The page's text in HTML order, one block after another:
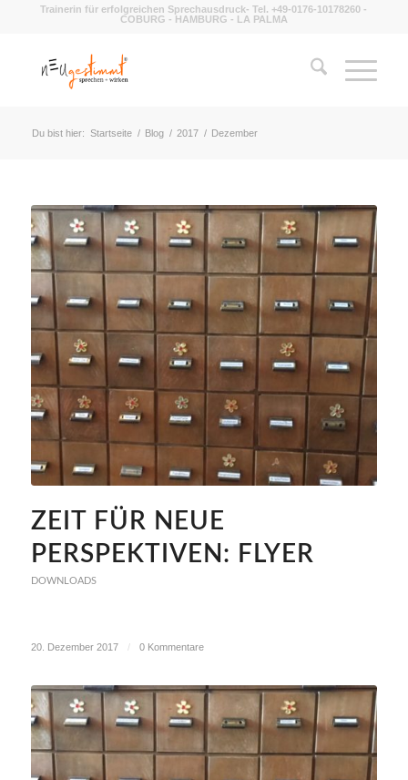
Trainerin für erfolgreichen Sprechausdruck- Tel. +49-0176-10178260 -
COBURG - HAMBURG - LA PALMA
Du bist hier: Startseite / Blog / 2017 / Dezember
ZEIT FÜR NEUE
PERSPEKTIVEN: FLYER
DOWNLOADS
20. Dezember 2017 / 0 Kommentare